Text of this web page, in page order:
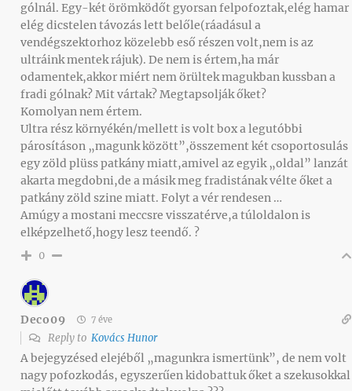
gólnál. Egy-két örömködőt gyorsan felpofoztak,elég hamar
elég dicstelen távozás lett belőle(ráadásul a
vendégszektorhoz közelebb eső részen volt,nem is az
ultráink mentek rájuk). De nem is értem,ha már
odamentek,akkor miért nem örültek magukban kussban a
fradi gólnak? Mit vártak? Megtapsolják őket?
Komolyan nem értem.
Ultra rész környékén/mellett is volt box a legutóbbi
párosításon „magunk között”,összement két csoportosulás
egy zöld plüss patkány miatt,amivel az egyik „oldal” lanzát
akarta megdobni,de a másik meg fradistának vélte őket a
patkány zöld szine miatt. Folyt a vér rendesen …
Amúgy a mostani meccsre visszatérve,a túloldalon is
elképzelhető,hogy lesz teendő. ?
0
Deco09 7 éve
Reply to Kovács Hunor
A bejegyzésed elejéből „magunkra ismertünk”, de nem volt
nagy pofozkodás, egyszerűen kidobattuk őket a szekusokkal